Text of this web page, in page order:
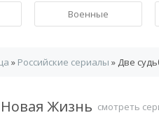
Военные
» Российские сериалы » Две
Жизнь смотреть